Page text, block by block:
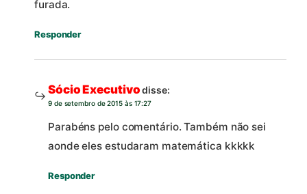
furada.
Responder
Sócio Executivo disse:
9 de setembro de 2015 às 17:27
Parabéns pelo comentário. Também não sei
aonde eles estudaram matemática kkkkk
Responder